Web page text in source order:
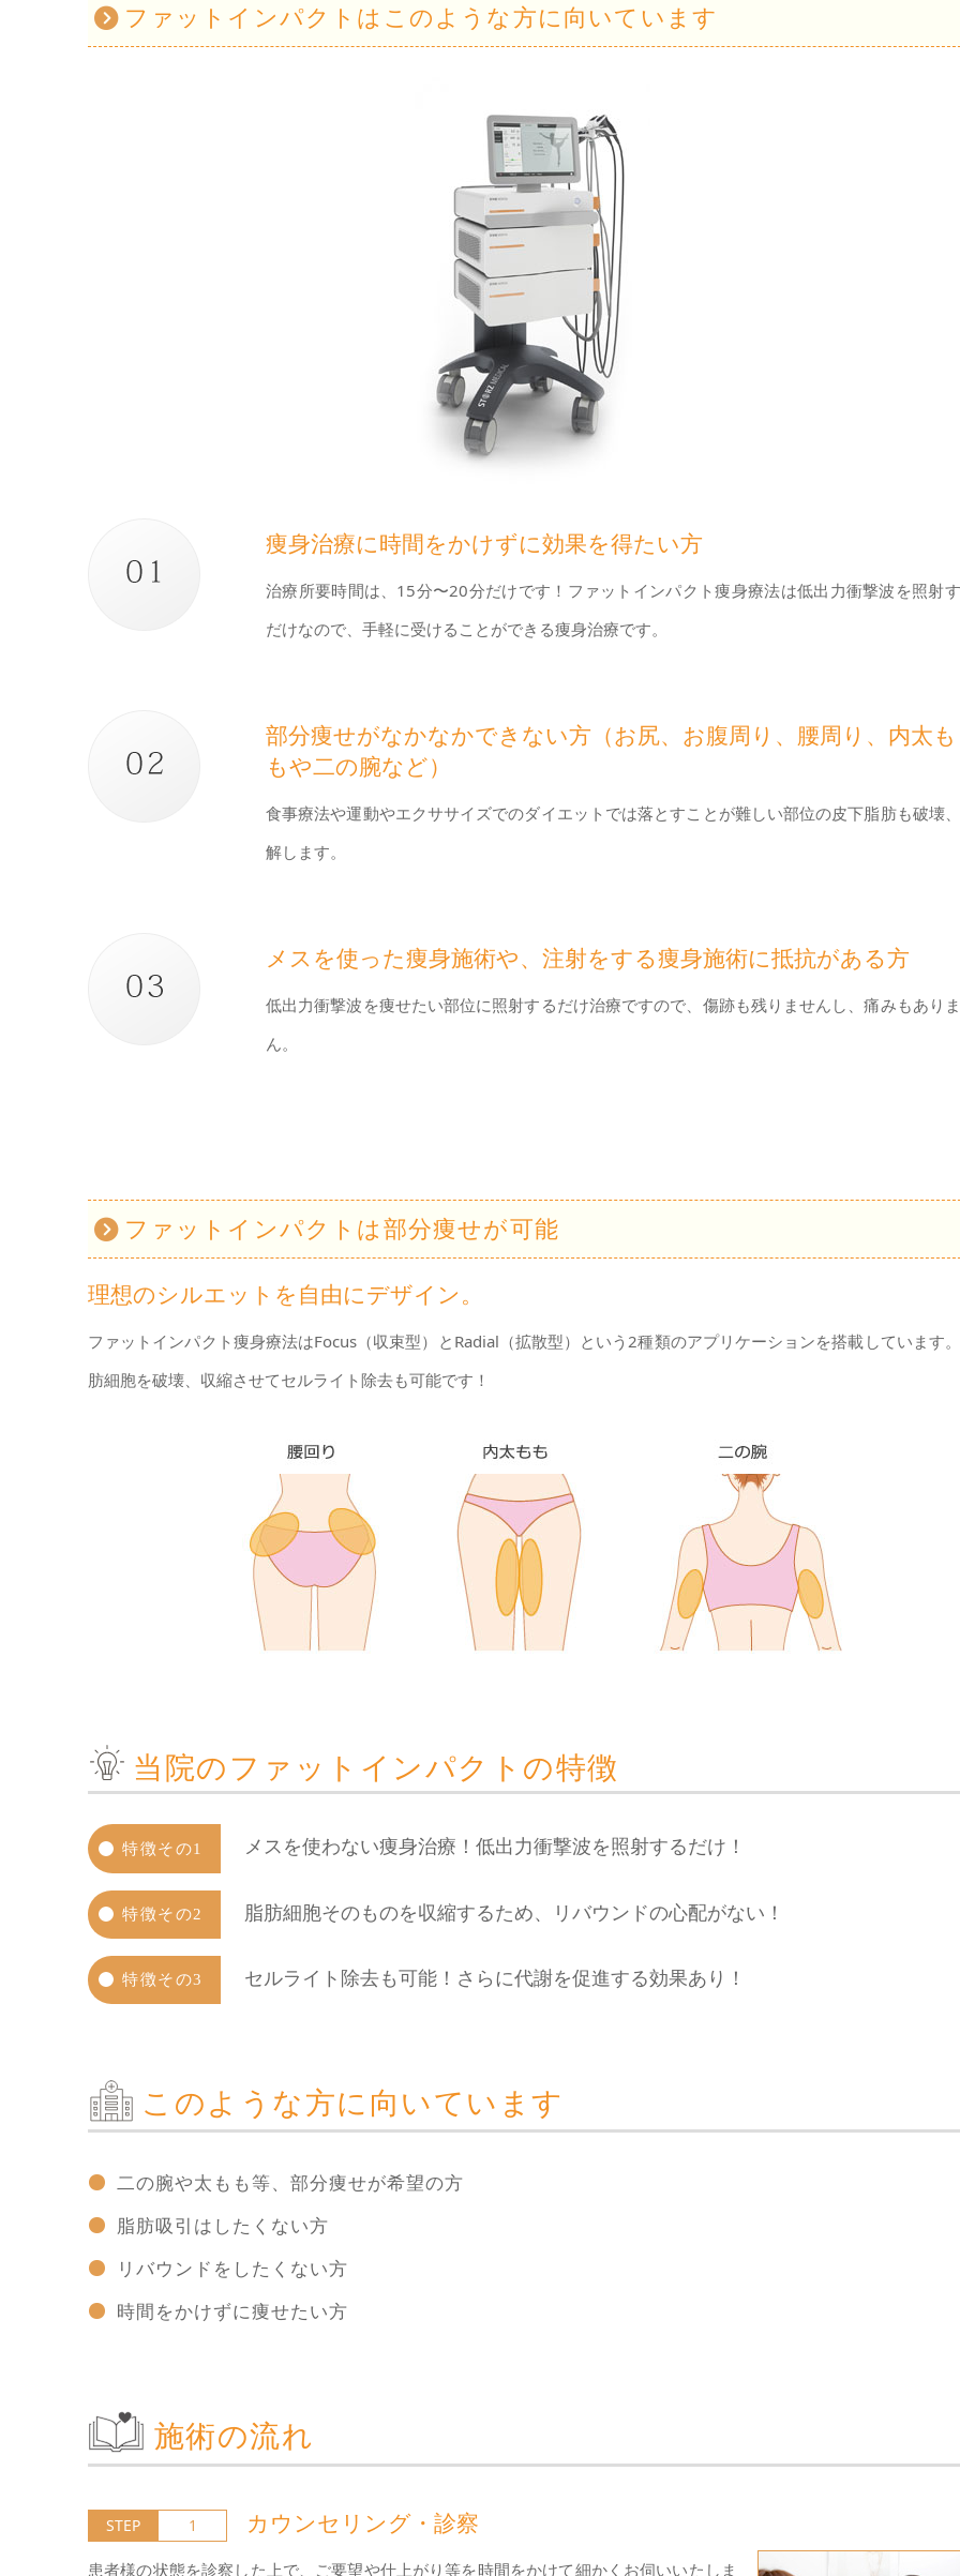
ファットインパクトはこのような方に向いています
痩身治療に時間をかけずに効果を得たい方
治療所要時間は、15分〜20分だけです！ファットインパクト痩身療法は低出力衝撃波を照射
だけなので、手軽に受けることができる痩身治療です。
部分痩せがなかなかできない方（お尻、お腹周り、腰周り、内太も
もや二の腕など）
食事療法や運動やエクササイズでのダイエットでは落とすことが難しい部位の皮下脂肪も破壊
解します。
メスを使った痩身施術や、注射をする痩身施術に抵抗がある方
低出力衝撃波を痩せたい部位に照射するだけ治療ですので、傷跡も残りませんし、痛みもあり
ん。
ファットインパクトは部分痩せが可能
理想のシルエットを自由にデザイン。
ファットインパクト痩身療法はFocus（収束型）とRadial（拡散型）という2種類のアプリケーションを搭載しています
肪細胞を破壊、収縮させてセルライト除去も可能です！
当院のファットインパクトの特徴
特徴その1 メスを使わない痩身治療！低出力衝撃波を照射するだけ！
特徴その2 脂肪細胞そのものを収縮するため、リバウンドの心配がない！
特徴その3 セルライト除去も可能！さらに代謝を促進する効果あり！
このような方に向いています
二の腕や太もも等、部分痩せが希望の方
脂肪吸引はしたくない方
リバウンドをしたくない方
時間をかけずに痩せたい方
施術の流れ
STEP 1 カウンセリング・診察
患者様の状態を診察した上で、ご要望や仕上がり等を時間をかけて細かくお伺いいたしま